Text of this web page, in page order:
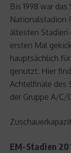
Bis 1998 war
Nationalstadion
ältesten Stadien
ersten Mal
hauptsächlich
genutzt. Hier
Achtelfinale des
der Gruppe A/C/
EM-Stadien